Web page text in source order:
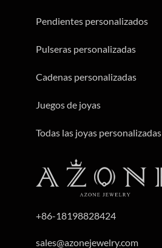
+86-18198828424
sales@azonejewelry.com
Pendientes personalizados
Pulseras personalizadas
Cadenas personalizadas
Juegos de joyas
Todas las joyas personalizadas